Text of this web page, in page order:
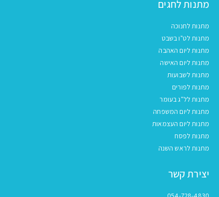
מתנות לחגים
מתנות לחנוכה
מתנות לט"ו בשבט
מתנות ליום האהבה
מתנות ליום האישה
מתנות לשבועות
מתנות לפורים
מתנות לל"ג בעומר
מתנות ליום המשפחה
מתנות ליום העצמאות
מתנות לפסח
מתנות לראש השנה
יצירת קשר